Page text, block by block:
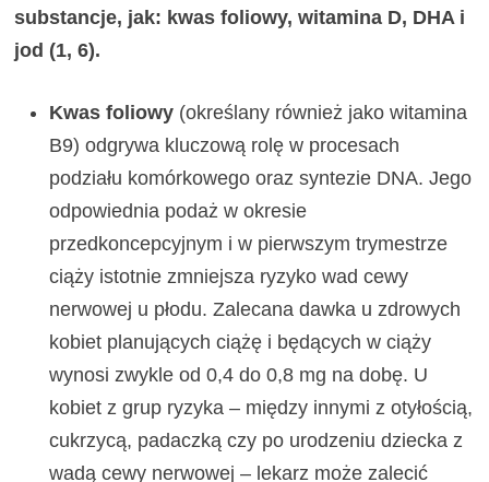
substancje, jak: kwas foliowy, witamina D, DHA i
jod (1, 6).
Kwas foliowy (określany również jako witamina
B9) odgrywa kluczową rolę w procesach
podziału komórkowego oraz syntezie DNA. Jego
odpowiednia podaż w okresie
przedkoncepcyjnym i w pierwszym trymestrze
ciąży istotnie zmniejsza ryzyko wad cewy
nerwowej u płodu. Zalecana dawka u zdrowych
kobiet planujących ciążę i będących w ciąży
wynosi zwykle od 0,4 do 0,8 mg na dobę. U
kobiet z grup ryzyka – między innymi z otyłością,
cukrzycą, padaczką czy po urodzeniu dziecka z
wadą cewy nerwowej – lekarz może zalecić